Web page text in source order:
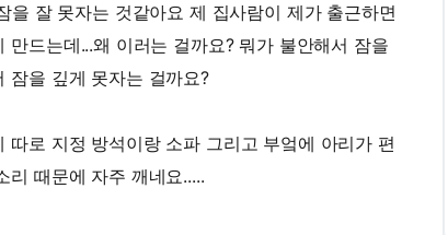
을 잘 못자는 것같아요 제 집사람이 제가 출근하면
드는데...왜 이러는 걸까요? 뭐가 불안해서 잠을
잠을 깊게 못자는 걸까요?
로 지정 방석이랑 소파 그리고 부엌에 아리가 편
리 때문에 자주 깨네요.....